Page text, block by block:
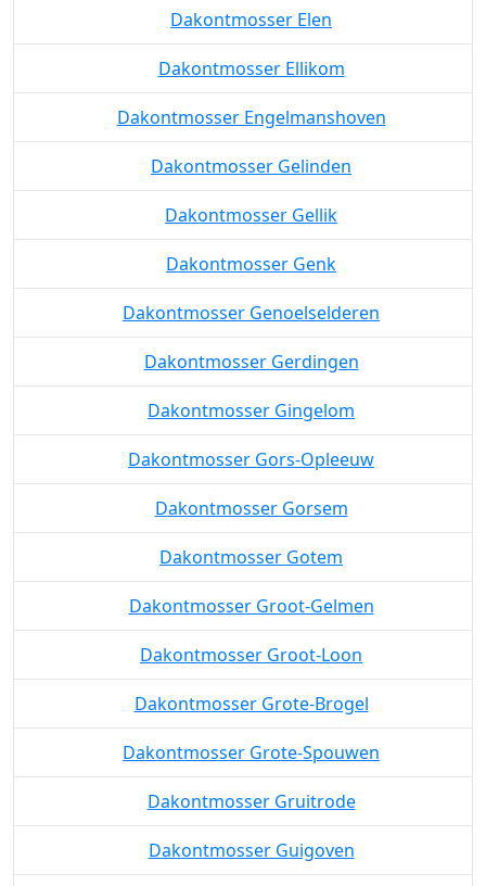
Dakontmosser Elen
Dakontmosser Ellikom
Dakontmosser Engelmanshoven
Dakontmosser Gelinden
Dakontmosser Gellik
Dakontmosser Genk
Dakontmosser Genoelselderen
Dakontmosser Gerdingen
Dakontmosser Gingelom
Dakontmosser Gors-Opleeuw
Dakontmosser Gorsem
Dakontmosser Gotem
Dakontmosser Groot-Gelmen
Dakontmosser Groot-Loon
Dakontmosser Grote-Brogel
Dakontmosser Grote-Spouwen
Dakontmosser Gruitrode
Dakontmosser Guigoven